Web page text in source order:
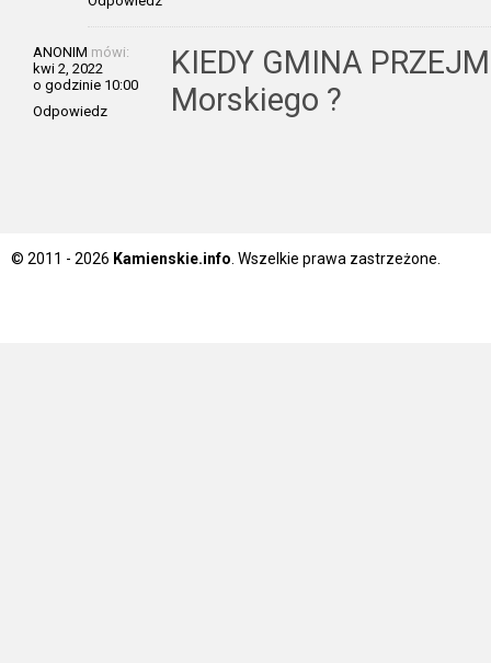
ANONIM mówi:
kwi 2, 2022
o godzinie 10:00
Odpowiedz
KIEDY GMINA
Morskiego ?
© 2011 - 2026 Kamienskie.info . Wszelkie prawa zastrzeżone.